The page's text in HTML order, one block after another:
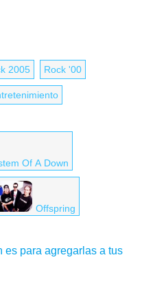
2005 Rock '00
Of A Down
Offspring
es para agregarlas a tus